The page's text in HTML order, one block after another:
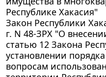
Республике Хакасия"
Закон Республики
г. N 48-ЗРХ "О
статью 12 Закона
установлении
вопросам